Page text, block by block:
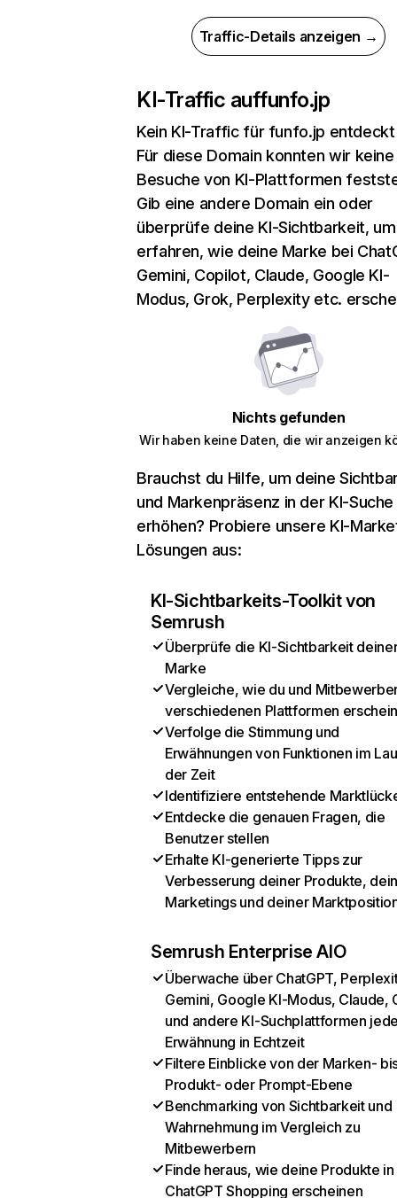
Traffic-Details anzeigen →
KI-Traffic auffunfo.jp
Kein KI-Traffic für funfo.jp entdeckt
Für diese Domain konnten wir keine
Besuche von KI-Plattformen
Gib eine andere Domain ein oder
überprüfe deine KI-Sichtbarkeit,
erfahren, wie deine Marke bei
Gemini, Copilot, Claude, Google KI-
Modus, Grok, Perplexity etc.
Nichts gefunden
Wir haben keine Daten, die wir anzeigen
Brauchst du Hilfe, um deine
und Markenpräsenz in der KI-Suche
erhöhen? Probiere unsere KI-
Lösungen aus:
KI-Sichtbarkeits-Toolkit von
Semrush
Überprüfe die KI-Sichtbarkeit
Marke
Vergleiche, wie du und
verschiedenen Plattformen
Verfolge die Stimmung und
Erwähnungen von Funktionen im
der Zeit
Identifiziere entstehende
Entdecke die genauen Fragen, die
Benutzer stellen
Erhalte KI-generierte Tipps zur
Verbesserung deiner Produkte,
Marketings und deiner
Semrush Enterprise AIO
Überwache über ChatGPT,
Gemini, Google KI-Modus, Claude,
und andere KI-Suchplattformen
Erwähnung in Echtzeit
Filtere Einblicke von der Marken-
Produkt- oder Prompt-Ebene
Benchmarking von Sichtbarkeit und
Wahrnehmung im Vergleich zu
Mitbewerbern
Finde heraus, wie deine Produkte in
ChatGPT Shopping erscheinen